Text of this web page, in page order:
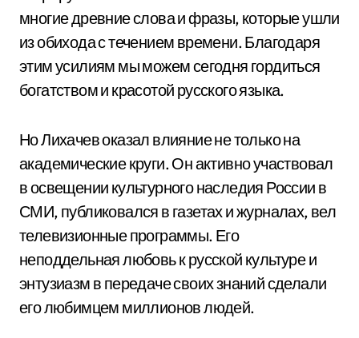
многие древние слова и фразы, которые ушли
из обихода с течением времени. Благодаря
этим усилиям мы можем сегодня гордиться
богатством и красотой русского языка.
Но Лихачев оказал влияние не только на
академические круги. Он активно участвовал
в освещении культурного наследия России в
СМИ, публиковался в газетах и журналах, вел
телевизионные программы. Его
неподдельная любовь к русской культуре и
энтузиазм в передаче своих знаний сделали
его любимцем миллионов людей.